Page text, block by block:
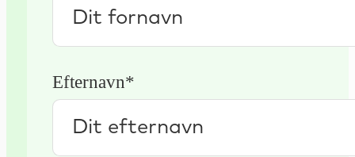
Efternavn*